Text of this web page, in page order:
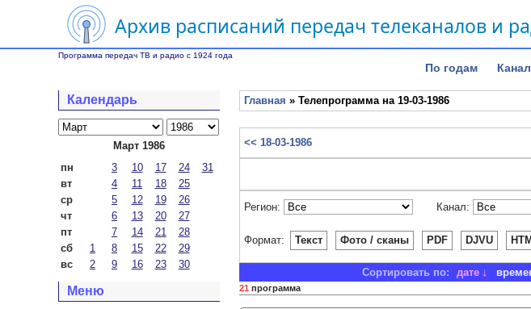
Архив расписаний передач телеканалов и
Программа передач ТВ и радио с 1924 года
По годам
Календарь
Март 1986
пн
3 10 17 24
31
вт
4 11 18
25
ср
5 12 19
26
чт
6 13 20
27
пт
7 14 21
28
сб
1 8 15 22
29
вс
2 9 16 23 30
Меню
Главная » Телепрограмма на 19-03-1986
<< 18-03-1986
Регион: Канал:
Формат: Текст Фото / сканы PDF DJVU
Сортировать по: дате
21 программа